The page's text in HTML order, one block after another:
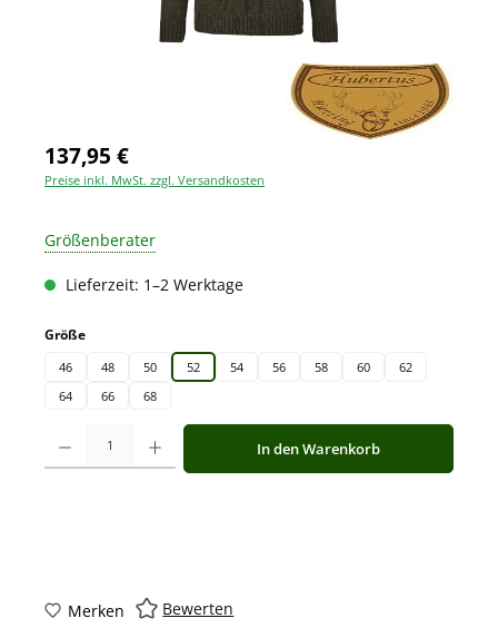
137,95 €
Preise inkl. MwSt. zzgl. Versandkosten
Größenberater
Lieferzeit: 1–2 Werktage
Größeauswählen
46 48 50 52 54 56 58 60
62
64
66 68
Produkt Anzahl: Gib den gewünschten Wert ein oder benutze die
In den Warenkorb
Merken Bewerten